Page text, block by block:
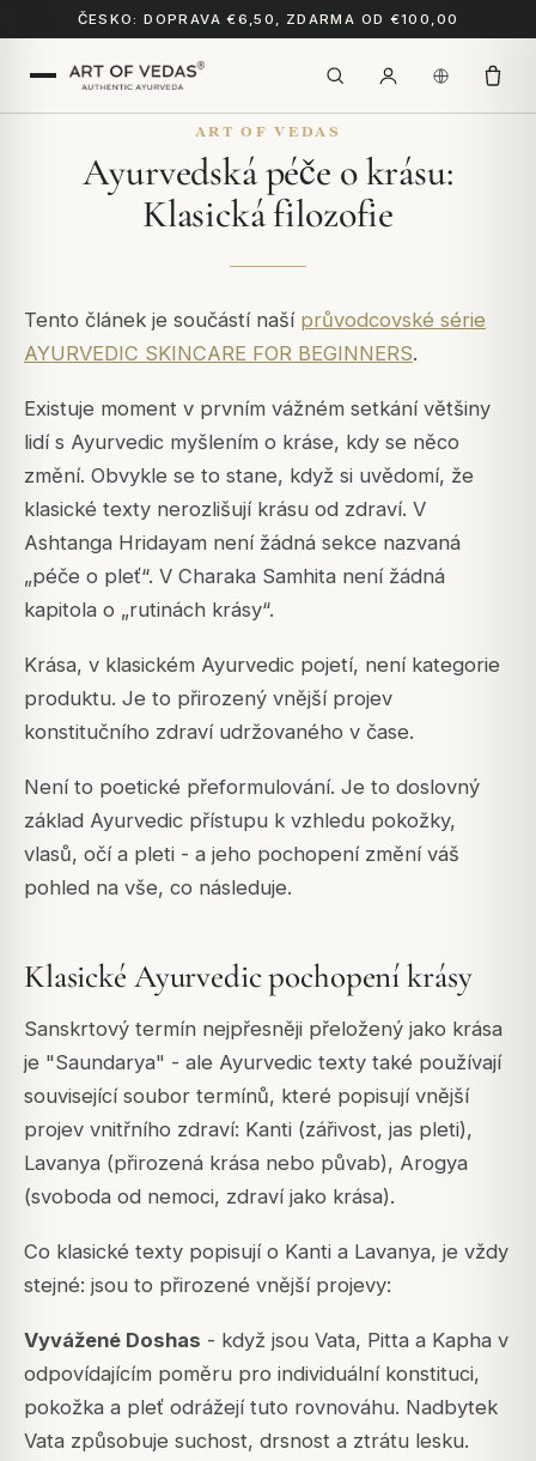
ČESKO: DOPRAVA €6,50, ZDARMA OD €100,00
ART OF VEDAS
Ayurvedská péče o krásu:
Klasická filozofie
Tento článek je součástí naší průvodcovské série
AYURVEDIC SKINCARE FOR BEGINNERS.
Existuje moment v prvním vážném setkání většiny
lidí s Ayurvedic myšlením o kráse, kdy se něco
změní. Obvykle se to stane, když si uvědomí, že
klasické texty nerozlišují krásu od zdraví. V
Ashtanga Hridayam není žádná sekce nazvaná
„péče o pleť“. V Charaka Samhita není žádná
kapitola o „rutinách krásy“.
Krása, v klasickém Ayurvedic pojetí, není kategorie
produktu. Je to přirozený vnější projev
konstitučního zdraví udržovaného v čase.
Není to poetické přeformulování. Je to doslovný
základ Ayurvedic přístupu k vzhledu pokožky,
vlasů, očí a pleti - a jeho pochopení změní váš
pohled na vše, co následuje.
Klasické Ayurvedic pochopení krásy
Sanskrtový termín nejpřesněji přeložený jako krása
je "Saundarya" - ale Ayurvedic texty také používají
související soubor termínů, které popisují vnější
projev vnitřního zdraví: Kanti (zářivost, jas pleti),
Lavanya (přirozená krása nebo půvab), Arogya
(svoboda od nemoci, zdraví jako krása).
Co klasické texty popisují o Kanti a Lavanya, je vždy
stejné: jsou to přirozené vnější projevy:
Vyvážené Doshas - když jsou Vata, Pitta a Kapha v
odpovídajícím poměru pro individuální konstituci,
pokožka a pleť odrážejí tuto rovnováhu. Nadbytek
Vata způsobuje suchost, drsnost a ztrátu lesku.